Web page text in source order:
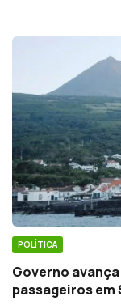
POLÍTICA
Governo
passageiros em